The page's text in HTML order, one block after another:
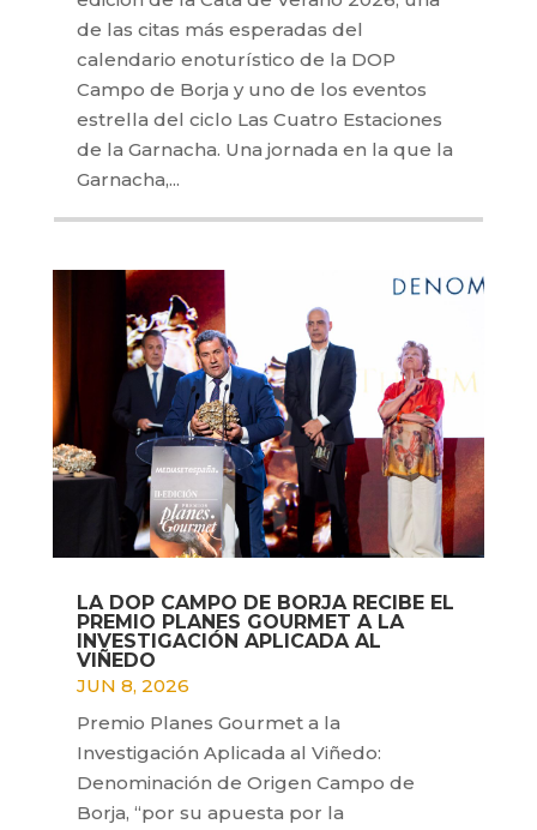
de las citas más esperadas del
calendario enoturístico de la DOP
Campo de Borja y uno de los eventos
estrella del ciclo Las Cuatro Estaciones
de la Garnacha. Una jornada en la que la
Garnacha,...
LA DOP CAMPO DE BORJA RECIBE EL
PREMIO PLANES GOURMET A LA
INVESTIGACIÓN APLICADA AL
VIÑEDO
JUN 8, 2026
Premio Planes Gourmet a la
Investigación Aplicada al Viñedo:
Denominación de Origen Campo de
Borja, “por su apuesta por la